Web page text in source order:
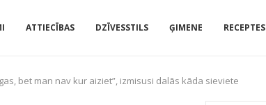
ATTIECĪBAS DZĪVESSTILS ĢIMENE RECEPTES
bet man nav kur aiziet”, izmisusi dalās kāda sieviete